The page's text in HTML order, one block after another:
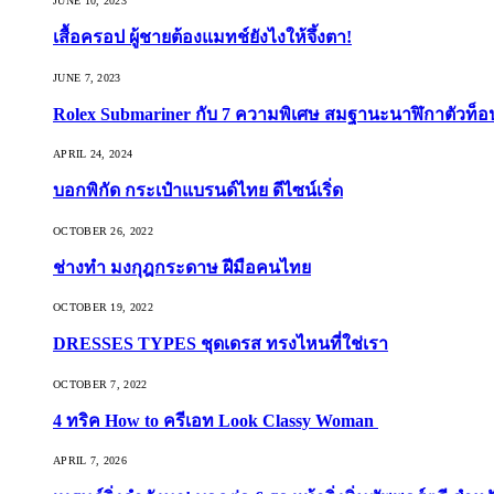
เสื้อครอป ผู้ชายต้องแมทช์ยังไงให้จึ้งตา!
JUNE 7, 2023
Rolex Submariner กับ 7 ความพิเศษ สมฐานะนาฬิกาตัวท็
APRIL 24, 2024
บอกพิกัด กระเป๋าแบรนด์ไทย ดีไซน์เริ่ด
OCTOBER 26, 2022
ช่างทำ มงกุฎกระดาษ ฝีมือคนไทย
OCTOBER 19, 2022
DRESSES TYPES ชุดเดรส ทรงไหนที่ใช่เรา
OCTOBER 7, 2022
4 ทริค How to ครีเอท Look Classy Woman
APRIL 7, 2026